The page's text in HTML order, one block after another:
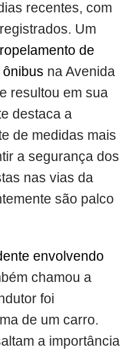
recentes, com
Um
de
na Avenida
resultou em sua
destaca a
de medidas mais
a segurança dos
nas vias da
são palco
envolvendo
chamou a
foi
de um carro.
a importância